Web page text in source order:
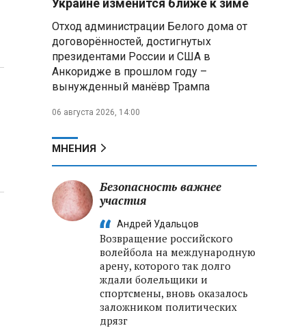
Президент Алжира готовится
к визиту в Беларусь — МИД
Алжира
300 жителей Курской области,
неизвестной
Второй энергоблок БелАЭС
вновь вышел на номинальную
мощность после диагностики
оборудования
Украине изменится ближе к зиме
Отход администрации Белого дома от
договорённостей, достигнутых
президентами России и США в
Анкоридже в прошлом году –
вынужденный манёвр Трампа
06 августа 2026, 14:00
МНЕНИЯ
Безопасность важнее
участия
Андрей Удальцов
Возвращение российского
волейбола на международную
арену, которого так долго
ждали болельщики и
спортсмены, вновь оказалось
заложником политических
дрязг